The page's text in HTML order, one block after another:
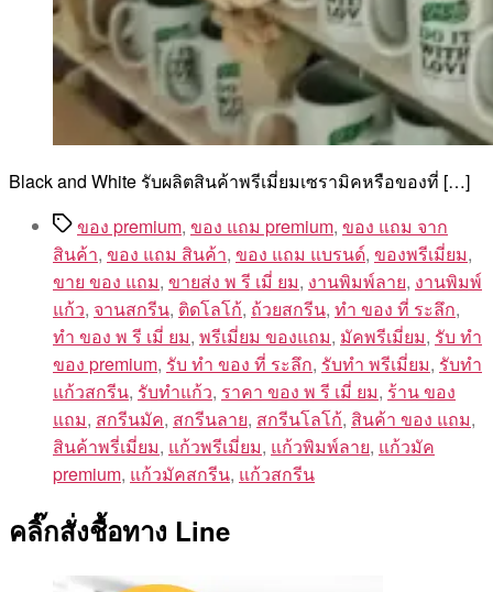
Black and White รับผลิตสินค้าพรีเมี่ยมเซรามิคหรือของที่ […]
Tagsของ premium, ของ แถม premium, ของ แถม จาก
สินค้า, ของ แถม สินค้า, ของ แถม แบรนด์, ของพรีเมี่ยม,
ขาย ของ แถม, ขายส่ง พ รี เมี่ ยม, งานพิมพ์ลาย, งานพิมพ์
แก้ว, จานสกรีน, ติดโลโก้, ถ้วยสกรีน, ทํา ของ ที่ ระลึก,
ทํา ของ พ รี เมี่ ยม, พรีเมี่ยม ของแถม, มัคพรีเมี่ยม, รับ ทำ
ของ premium, รับ ทํา ของ ที่ ระลึก, รับทำ พรีเมี่ยม, รับทำ
แก้วสกรีน, รับทำแก้ว, ราคา ของ พ รี เมี่ ยม, ร้าน ของ
แถม, สกรีนมัค, สกรีนลาย, สกรีนโลโก้, สินค้า ของ แถม,
สินค้าพรี่เมี่ยม, แก้วพรีเมี่ยม, แก้วพิมพ์ลาย, แก้วมัค
premium, แก้วมัคสกรีน, แก้วสกรีน
คลิ๊กสั่งชื้อทาง Line